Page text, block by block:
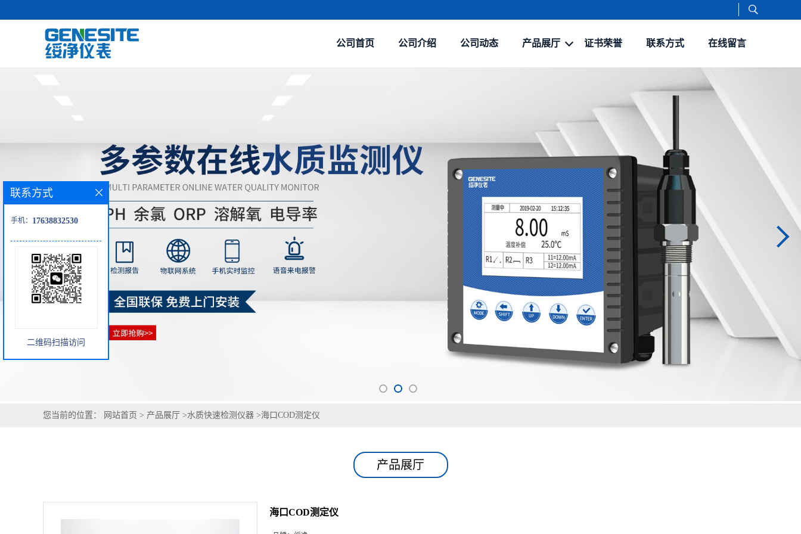
公司首页 公司介绍 公司动态 产品展厅 证书荣誉 联系方式 在线留言
您当前的位置： 网站首页 > 产品展厅 >水质快速检测仪器 >海口COD测定仪
产品展厅
海口COD测定仪
联系方式
手机： 17638832530
二维码扫描访问